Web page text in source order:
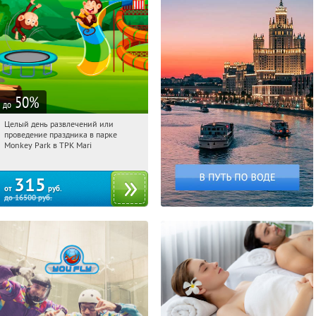
до 50%
07:49:58 Купили:
Братиславская
Целый день развлечений или
проведение праздника в парке
Monkey Park в ТРК Mari
от 315 руб.
до16500руб.